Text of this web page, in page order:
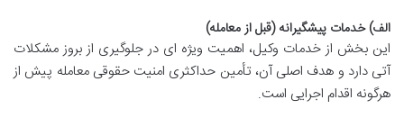
الف) خدمات پیشگیرانه (قبل از معامله)
این بخش از خدمات وکیل، اهمیت ویژه ای در جلوگیری از بروز مشکلات
آتی دارد و هدف اصلی آن، تأمین حداکثری امنیت حقوقی معامله پیش از
هرگونه اقدام اجرایی است.